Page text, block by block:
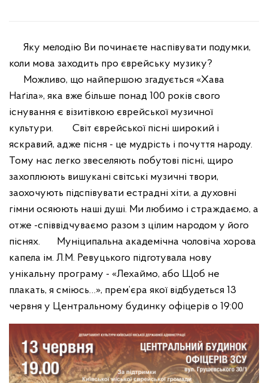
Яку мелодію Ви починаєте наспівувати подумки,
коли мова заходить про єврейську музику?
Можливо, що найпершою згадується «Хава
Наґіла», яка вже більше понад 100 років свого
існування є візитівкою єврейської музичної
культури.
Світ єврейської пісні широкий і
яскравий, адже пісня - це мудрість і почуття народу.
Тому нас легко звеселяють побутові пісні, щиро
захоплюють вишукані світські музичні твори,
заохочують підспівувати естрадні хіти, а духовні
гімни осяюють наші душі. Ми любимо і страждаємо, а
отже -співвідчуваємо разом з цілим народом у його
піснях. Муніципальна академічна чоловіча хорова
капела ім. Л.М. Ревуцького підготувала нову
унікальну програму - «Лехаймо, або Щоб не
плакать, я сміюсь…», прем’єра якої відбудеться 13
червня у Центральному будинку офіцерів о 19:00